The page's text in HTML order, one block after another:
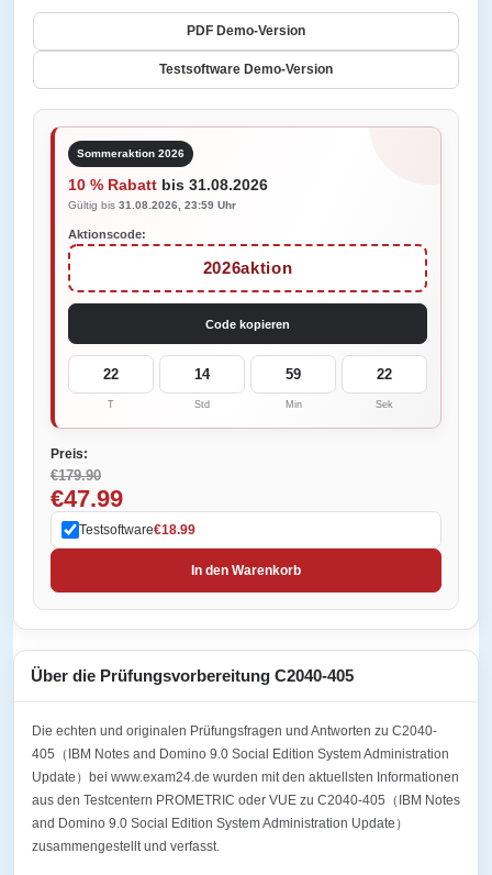
PDF Demo-Version
Testsoftware Demo-Version
Sommeraktion 2026
10 % Rabatt bis 31.08.2026
Gültig bis 31.08.2026, 23:59 Uhr
Aktionscode:
2026aktion
Code kopieren
22
T
14
Std
59
Min
22
Sek
Preis:
€179.90
€47.99
Testsoftware€18.99
In den Warenkorb
Über die Prüfungsvorbereitung C2040-405
Die echten und originalen Prüfungsfragen und Antworten zu C2040-
405（IBM Notes and Domino 9.0 Social Edition System Administration
Update）bei www.exam24.de wurden mit den aktuellsten Informationen
aus den Testcentern PROMETRIC oder VUE zu C2040-405（IBM Notes
and Domino 9.0 Social Edition System Administration Update）
zusammengestellt und verfasst.